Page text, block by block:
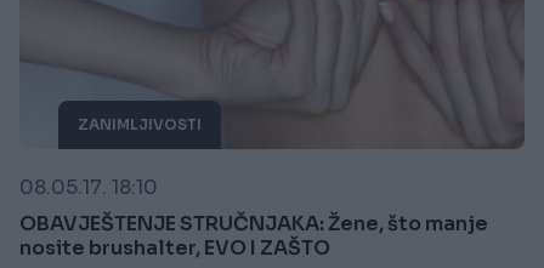
ZANIMLJIVOSTI
08.05.17. 18:10
OBAVJEŠTENJE STRUČNJAKA: Žene, što manje
nosite brushalter, EVO I ZAŠTO